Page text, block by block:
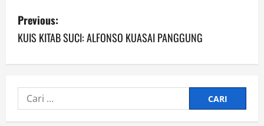
P
o
s
t
n
Previous:
KUIS KITAB SUCI: ALFONSO KUASAI PANGGUNG
Cari
untuk: